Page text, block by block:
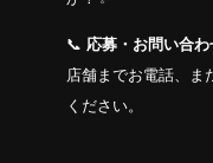
📞応募・お問い合わ
店舗までお電話、ま
ください。